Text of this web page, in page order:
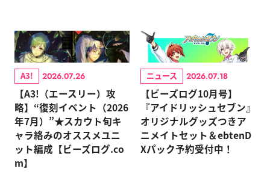
A3! 2026.07.26
【A3!（エースリー）攻
略】“復刻イベント（2026
年7月）”★スカウト旬キ
ャラ絡みのオススメユニ
ット編成【ビーズログ.co
m】
ニュース 2026.07.18
【ビーズログ10月号】
『アイドリッシュセブン』
オリジナルグッズつきア
ニメイトセット＆ebtenD
Xパック予約受付中！